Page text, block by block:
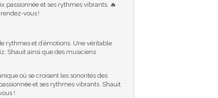
passionnée et ses rythmes vibrants. 🔥
vous !
rythmes et d’émotions. Une véritable
Shauit ainsi que des musiciens
où se croisent les sonorités des
et ses rythmes vibrants. Shauit
!